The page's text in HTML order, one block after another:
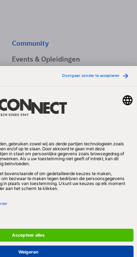
Community
Events & Opleidingen